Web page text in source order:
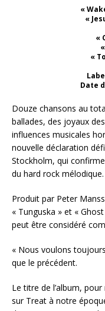
«
«
«
«
Date
Douze chansons au
ballades, des joyaux
influences musicales
nouvelle déclaration
Stockholm, qui
du hard rock mélodique.
Produit par Peter
« Tunguska » et «
peut être considéré
« Nous voulons
que le précédent.
Le titre de l’album,
sur Treat à notre